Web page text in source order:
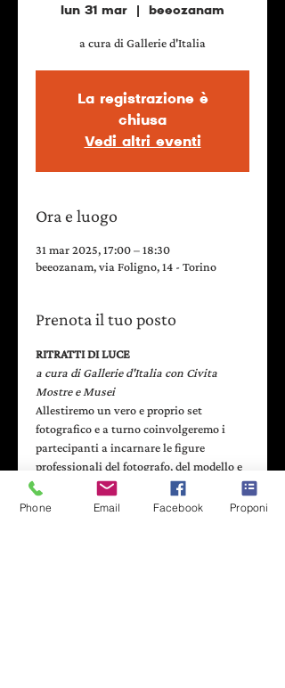
lun 31 mar beeozanam
a cura di Gallerie d'Italia
La registrazione è
chiusa
Vedi altri eventi
Ora e luogo
31 mar 2025, 17:00 – 18:30
beeozanam, via Foligno, 14 - Torino
Prenota il tuo posto
RITRATTI DI LUCE
a cura di Gallerie d'Italia con Civita
Mostre e Musei
Allestiremo un vero e proprio set
fotografico e a turno coinvolgeremo i
partecipanti a incarnare le figure
professionali del fotografo, del modello e
del tecnico delle luci. Al termine delle
attività tutte le persone avranno
Phone Email Facebook Proponi